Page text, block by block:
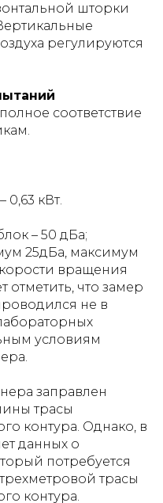
шторки
регулируются
соответствие
кВт.
– 50 дБа;
25дБа, максимум
вращения
отметить, что замер
не в
условиям
заправлен
трасы
контура. Однако, в
данных о
потребуется
трасы
контура.